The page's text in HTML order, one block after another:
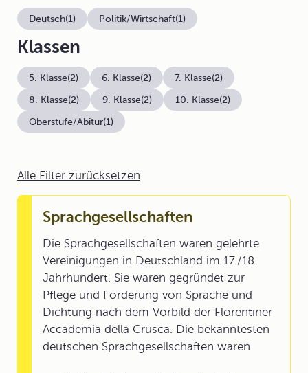
Alle Filter zurücksetzen
Sprachgesellschaften
Die Sprachgesellschaften waren gelehrte
Vereinigungen in Deutschland im 17./18.
Jahrhundert. Sie waren gegründet zur
Pflege und Förderung von Sprache und
Dichtung nach dem Vorbild der Florentiner
Accademia della Crusca. Die bekanntesten
deutschen Sprachgesellschaften waren
Deutsch(1) Politik/Wirtschaft(1)
Klassen
5. Klasse(2) 6. Klasse(2) 7. Klasse(2)
8. Klasse(2) 9. Klasse(2) 10. Klasse(2)
Oberstufe/Abitur(1)